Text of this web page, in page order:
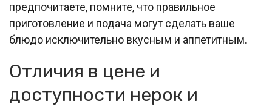
предпочитаете, помните, что правильное
приготовление и подача могут сделать ваше
блюдо исключительно вкусным и аппетитным.
Отличия в цене и
доступности нерок и